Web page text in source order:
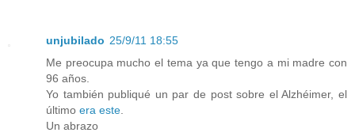
unjubilado 25/9/11 18:55
Me preocupa mucho el tema ya que tengo a mi madre con
96 años.
Yo también publiqué un par de post sobre el Alzhéimer, el
último era este
Un abrazo